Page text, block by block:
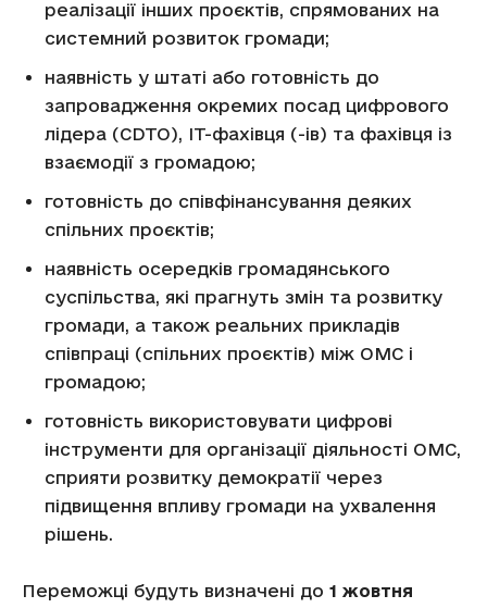
реалізації інших проєктів, спрямованих на
системний розвиток громади;
наявність у штаті або готовність до
запровадження окремих посад цифрового
лідера (CDTO), IT-фахівця (-ів) та фахівця із
взаємодії з громадою;
готовність до співфінансування деяких
спільних проєктів;
наявність осередків громадянського
суспільства, які прагнуть змін та розвитку
громади, а також реальних прикладів
співпраці (спільних проєктів) між ОМС і
громадою;
готовність використовувати цифрові
інструменти для організації діяльності ОМС,
сприяти розвитку демократії через
підвищення впливу громади на ухвалення
рішень.
Переможці будуть визначені до 1 жовтня